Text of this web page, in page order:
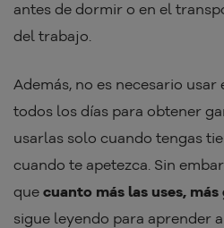
antes de dormir o en el
del trabajo.
Además, no es necesario
todos los días para obtener
usarlas solo cuando tengas
cuando te apetezca. Sin
que cuanto más las uses, más
sigue leyendo para aprender